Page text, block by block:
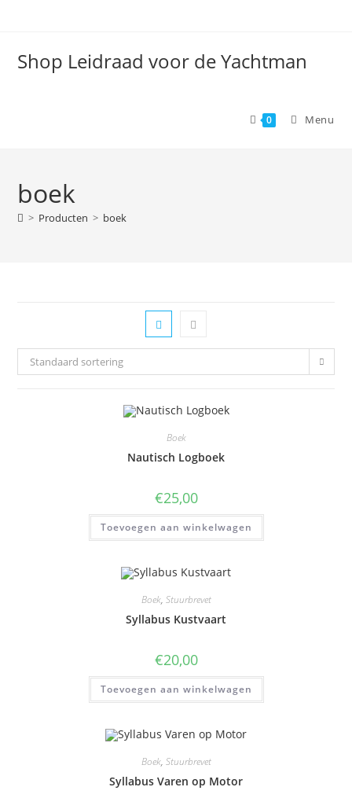
inhoudShop Leidraad voor de Yachtman
0 Menu
boek
> Producten > boek
Standaard sortering
Boek
Nautisch Logboek
€25,00
Toevoegen aan winkelwagen
Boek, Stuurbrevet
Syllabus Kustvaart
€20,00
Toevoegen aan winkelwagen
Boek, Stuurbrevet
Syllabus Varen op Motor